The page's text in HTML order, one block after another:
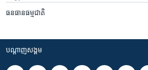
ធនធានធម្មជាតិ
បណ្តាញ​សង្គម